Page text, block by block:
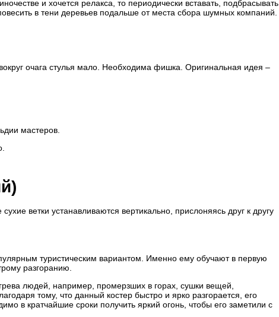
и хочется релакса, то периодически вставать, подбрасывать
в тени деревьев подальше от места сбора шумных компаний.
очага стулья мало. Необходима фишка. Оригинальная идея –
мастеров.
ветки устанавливаются вертикально, прислоняясь друг к другу
туристическим вариантом. Именно ему обучают в первую
разгоранию.
людей, например, промерзших в горах, сушки вещей,
тому, что данный костер быстро и ярко разгорается, его
в кратчайшие сроки получить яркий огонь, чтобы его заметили с